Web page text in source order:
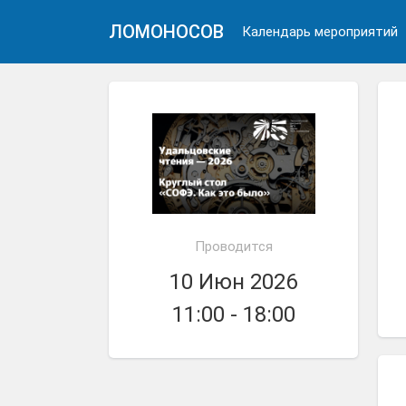
ЛОМОНОСОВ Календарь мероприятий
Проводится
10 Июн 2026
11:00 - 18:00